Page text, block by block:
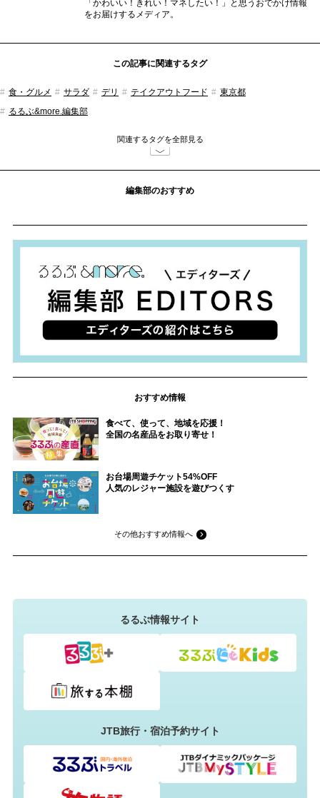
「かわいい！きれい！マネしたい！」と思うおでかけ情報
をお届けするメディア。
この記事に関連するタグ
食・グルメ サラダ デリ テイクアウトフード
東京都
るるぶ&more.編集部
関連するタグを全部見る
編集部のおすすめ
おすすめ情報
食べて、使って、地域を応援！
全国の名産品をお取り寄せ！
お台場周遊チケット54%OFF
人気のレジャー施設を遊びつくす
その他おすすめ情報へ
るるぶ情報サイト
JTB旅行・宿泊予約サイト